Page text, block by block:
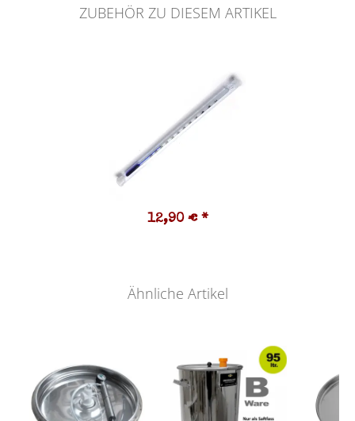
ZUBEHÖR ZU DIESEM ARTIKEL
12,90 € *
Ähnliche Artikel